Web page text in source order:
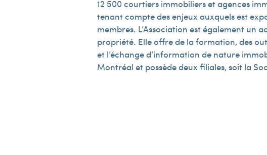
12 500 courtiers immobiliers et agences
tenant compte des enjeux auxquels est
membres. L’Association est également un
propriété. Elle offre de la formation, des
et l’échange d’information de nature
Montréal et possède deux filiales, soit la